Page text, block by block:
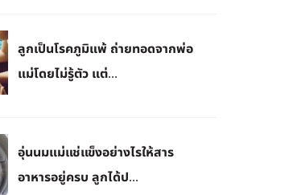
ลูกเป็นโรคภูมิแพ้ ถ่ายทอดจากพ่อ
แม่โดยไม่รู้ตัว แต่...
​อุ่นนมแม่แช่แข็งอย่างไรให้สาร
อาหารอยู่ครบ ลูกได้ป...